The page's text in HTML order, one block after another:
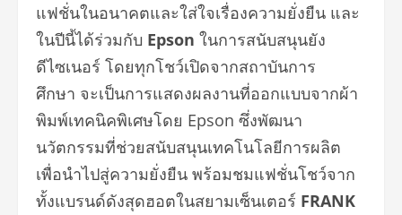
แฟชั่นในอนาคตและใส่ใจเรื่องความยั่งยืน และ
ในปีนี้ได้ร่วมกับ Epson ในการสนับสนุนยัง
ดีไซเนอร์ โดยทุกโชว์เปิดจากสถาบันการ
ศึกษา จะเป็นการแสดงผลงานที่ออกแบบจากผ้า
พิมพ์เทคนิคพิเศษโดย Epson ซึ่งพัฒนา
นวัตกรรมที่ช่วยสนับสนุนเทคโนโลยีการผลิต
เพื่อนำไปสู่ความยั่งยืน พร้อมชมแฟชั่นโชว์จาก
ทั้งแบรนด์ดังสุดฮอตในสยามเซ็นเตอร์ FRANK